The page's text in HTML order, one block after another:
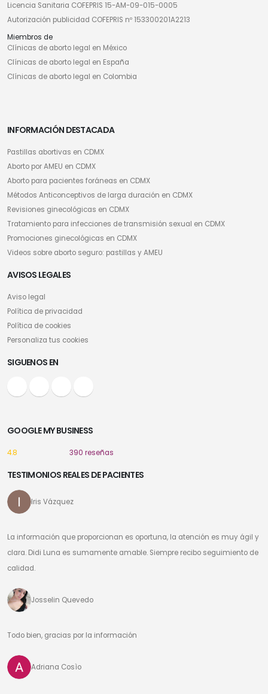
Licencia Sanitaria COFEPRIS 15-AM-09-015-0005
Autorización publicidad COFEPRIS nº 153300201A2213
Miembros de
Clínicas de aborto legal en México
Clínicas de aborto legal en España
Clínicas de aborto legal en Colombia
INFORMACIÓN DESTACADA
Pastillas abortivas en CDMX
Aborto por AMEU en CDMX
Aborto para pacientes foráneas en CDMX
Métodos Anticonceptivos de larga duración en CDMX
Revisiones ginecológicas en CDMX
Tratamiento para infecciones de transmisión sexual en CDMX
Promociones ginecológicas en CDMX
Videos sobre aborto seguro: pastillas y AMEU
AVISOS LEGALES
Aviso legal
Política de privacidad
Política de cookies
Personaliza tus cookies
SIGUENOS EN
GOOGLE MY BUSINESS
4.8 390 reseñas
TESTIMONIOS REALES DE PACIENTES
Iris Vázquez
La información que proporcionan es oportuna, la atención es muy ágil y
clara. Didi Luna es sumamente amable. Siempre recibo seguimiento de
calidad.
Josselin Quevedo
Todo bien, gracias por la información
Adriana Cosìo